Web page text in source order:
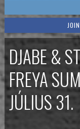
DJABE &
FREYA
JÚLIUS 31.